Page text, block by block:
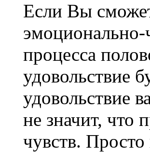
Если Вы
эмоционально-
процесса
удовольствие
удовольствие
не значит, что
чувств.